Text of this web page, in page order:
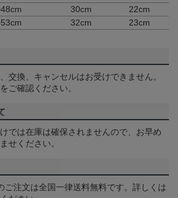
30cm
22cm
32cm 23cm
交換、キャンセルはお受けできません。
をご確認ください。
では在庫は確保されませんので、お早め
せください。
ご注文は全国一律送料無料です。詳しくは